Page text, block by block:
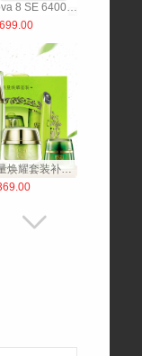
HUAWEI nova 8 SE 6400万高清四摄 支持66W超级快充 6.5英寸OLED大屏 全网通 黑 128G
百雀羚水能量焕耀套装补水保湿护肤套装 两件套 翠绿 200ml
